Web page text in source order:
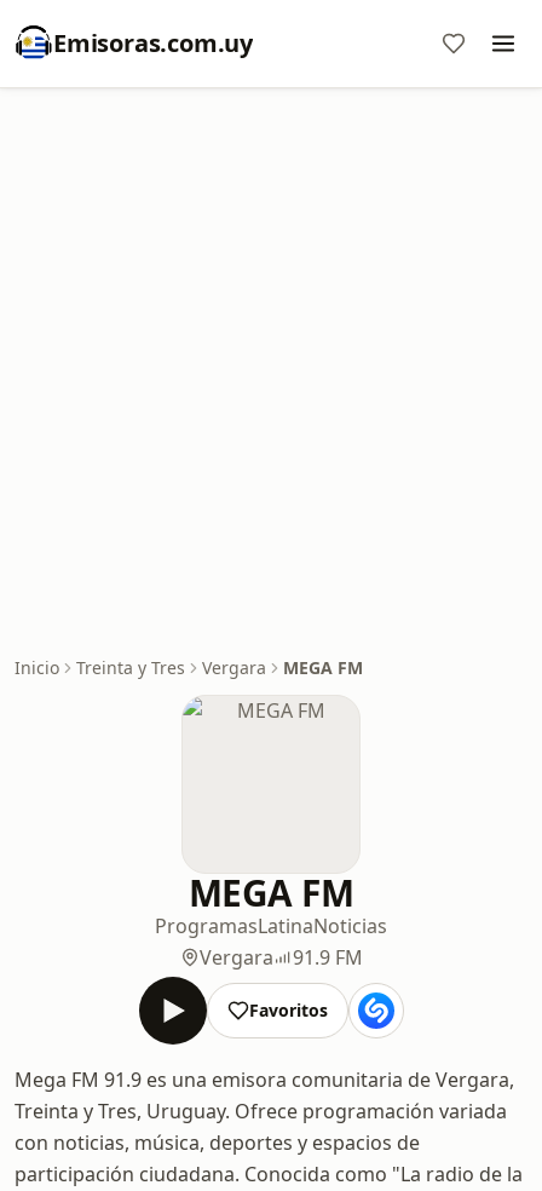
Emisoras.com.uy
Inicio Treinta y Tres Vergara MEGA FM
MEGA FM
ProgramasLatinaNoticias
Vergara
91.9 FM
Favoritos
Mega FM 91.9 es una emisora comunitaria de Vergara,
Treinta y Tres, Uruguay. Ofrece programación variada
con noticias, música, deportes y espacios de
participación ciudadana. Conocida como "La radio de la